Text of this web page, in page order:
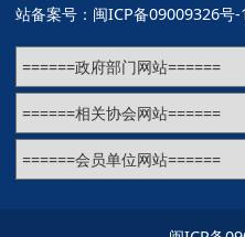
站备案号： 闽ICP备09009326号-